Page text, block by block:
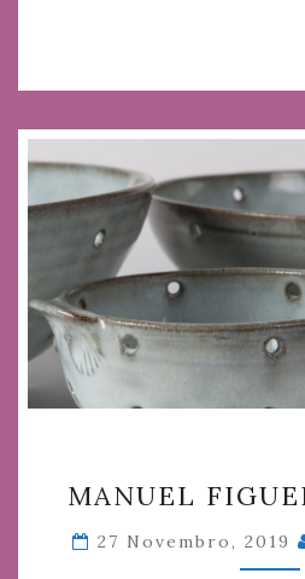
MANUEL
27 Novembro, 2019